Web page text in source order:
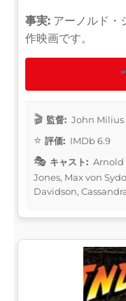
事実: アーノルド・
作映画です。
監督: John Milius
評価: IMDb 6.9
キャスト: Arnold
Jones, Max von
Davidson,